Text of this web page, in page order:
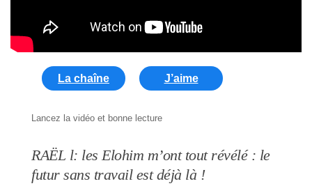
La chaîne J’aime
Lancez la vidéo et bonne lecture
RAËL l: les Elohim m’ont tout révélé : le
futur sans travail est déjà là !